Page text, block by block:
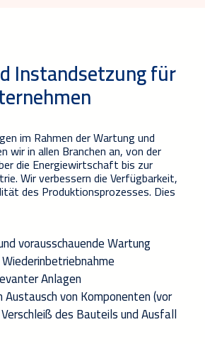
Instandsetzung für
im Rahmen der Wartung und
wir in allen Branchen an, von der
die Energiewirtschaft bis zur
Wir verbessern die Verfügbarkeit,
des Produktionsprozesses. Dies
vorausschauende Wartung
Anlagen
Austausch von Komponenten (vor
des Bauteils und Ausfall